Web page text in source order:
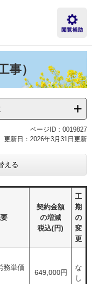
事）
ページID：0019827
更新日：2026年3月31日更新
える
契約金額
の増減
税込(円)
工
期
の
変
更
務単価
649,000円
な
し